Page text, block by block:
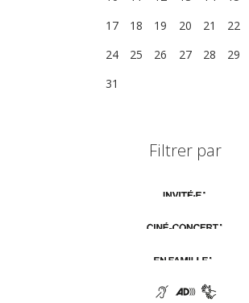
17
18 19 20 21 22
24
25 26 27 28 29
31
Filtrer par